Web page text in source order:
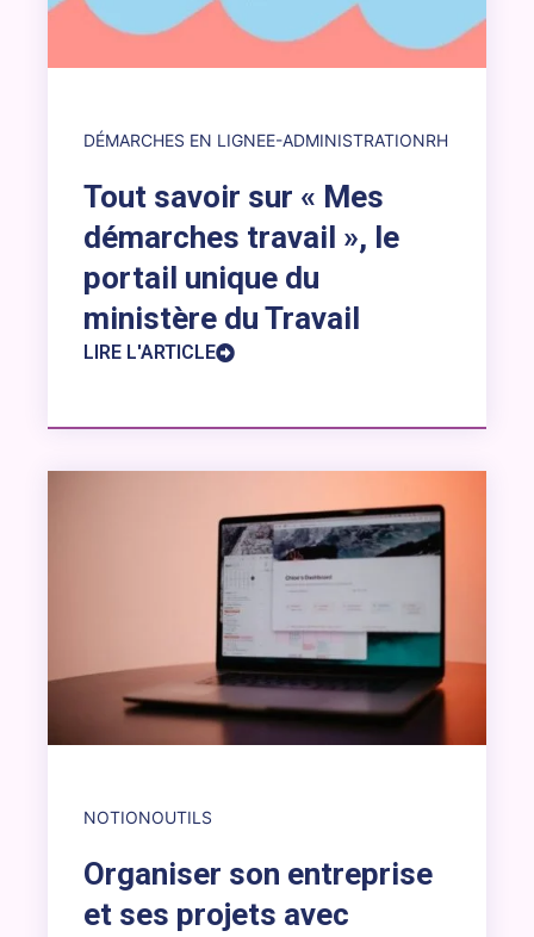
DÉMARCHES EN LIGNEE-ADMINISTRATIONRH
Tout savoir sur « Mes
démarches travail », le
portail unique du
ministère du Travail
LIRE L'ARTICLE
NOTIONOUTILS
Organiser son entreprise
et ses projets avec